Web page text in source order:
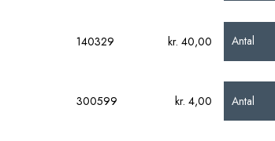
140329 kr. 40,00 Antal
300599 kr. 4,00 Antal